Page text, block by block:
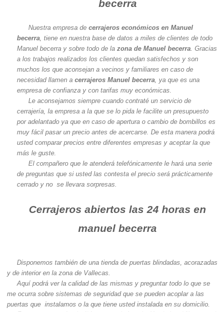
becerra
Nuestra empresa decerrajeros económicos en Manuel
becerra , tiene en nuestra base de datos a miles de clientes de todo
Manuel becerra y sobre todo de la zona de Manuel becerra . Gracias
a los trabajos realizados los clientes quedan satisfechos y son
muchos los que aconsejan a vecinos y familiares en caso de
necesidad llamen a cerrajeros Manuel becerra , ya que es una
empresa de confianza y con tarifas muy económicas.
Le aconsejamos siempre cuando contraté un servicio de
cerrajería, la empresa a la que se lo pida le facilite un presupuesto
por adelantado ya que en caso de apertura o cambio de bombillos es
muy fácil pasar un precio antes de acercarse. De esta manera podrá
usted comparar precios entre diferentes empresas y aceptar la que
más le guste.
El compañero que le atenderá telefónicamente le hará una serie
de preguntas que si usted las contesta el precio será prácticamente
cerrado y no se llevara sorpresas.
Cerrajeros abiertos las 24 horas en
manuel becerra
Disponemos también de una tienda de puertas blindadas, acorazadas
y de interior en la zona de Vallecas.
Aquí podrá ver la calidad de las mismas y preguntar todo lo que se
me ocurra sobre sistemas de seguridad que se pueden acoplar a las
puertas que instalamos o la que tiene usted instalada en su domicilio.